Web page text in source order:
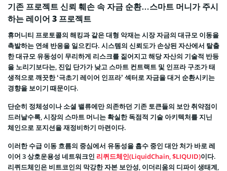
기존 프로젝트 신뢰 훼손 속 자금 순환…스마트 머니가 주시
하는 레이어 3 프로젝트
휴머니티 프로토콜의 해킹과 같은 대형 악재는 시장 자금의 대규모 이동을
촉발하는 연쇄 반응을 일으킨다. 시스템의 신뢰도가 손상된 자산에서 탈출
한 대규모 유동성이 무리하게 리스크를 짊어지고 해당 자산의 기술적 반등
을 노리기보다는, 진입 단가가 낮고 스마트 컨트랙트 및 인프라 구조가 태
생적으로 깨끗한 ‘극초기 레이어 인프라’ 섹터로 자금을 대거 순환시키는
경향을 보이기 때문이다.
단순히 정체성이나 소셜 밸류에만 의존하던 기존 토큰들의 보안 취약점이
드러날수록, 시장의 스마트 머니는 확실한 독점적 기술 아키텍처를 지닌
체인으로 포지션을 재정비하기 마련이다.
이러한 수급 이동 흐름의 중심에서 유동성을 흡수 중인 대안 처가 바로 레
이어 3 상호운용성 네트워크인 리퀴드체인(LiquidChain, $LIQUID)이다.
리퀴드체인은 비트코인의 막강한 자본 보안성, 이더리움의 디파이 생태계,